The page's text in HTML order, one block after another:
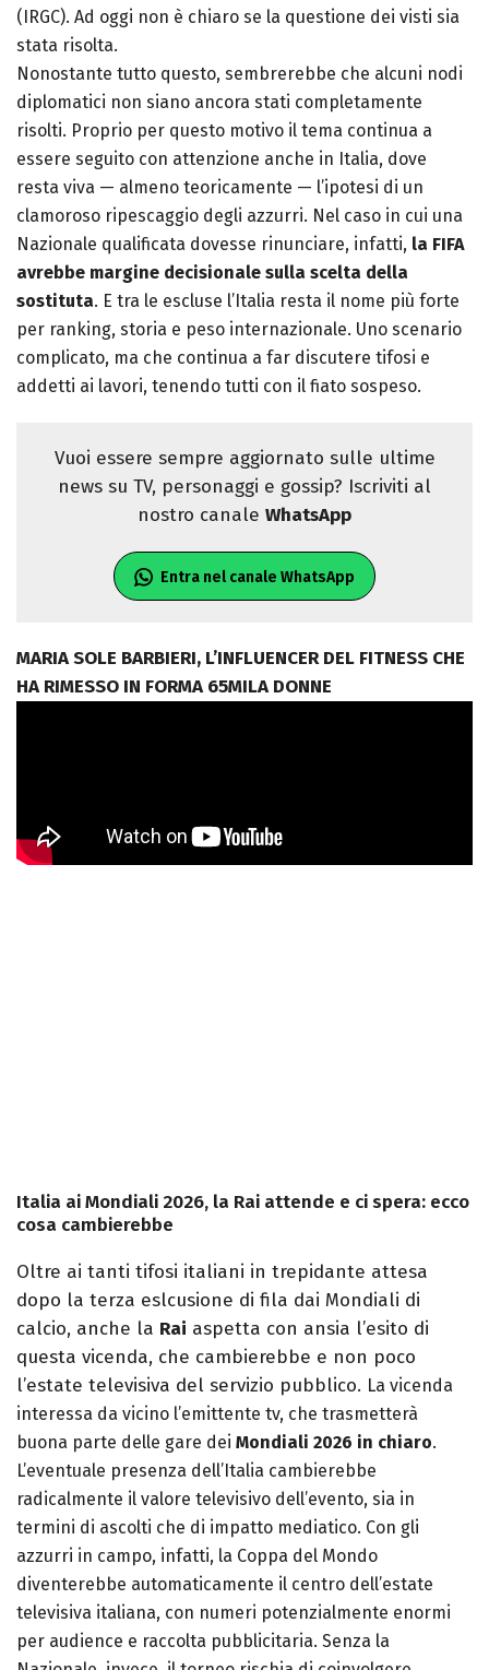
(IRGC). Ad oggi non è chiaro se la questione dei visti sia
stata risolta.
Nonostante tutto questo, sembrerebbe che alcuni nodi
diplomatici non siano ancora stati completamente
risolti. Proprio per questo motivo il tema continua a
essere seguito con attenzione anche in Italia, dove
resta viva — almeno teoricamente — l’ipotesi di un
clamoroso ripescaggio degli azzurri. Nel caso in cui una
Nazionale qualificata dovesse rinunciare, infatti, la FIFA
avrebbe margine decisionale sulla scelta della
sostituta. E tra le escluse l’Italia resta il nome più forte
per ranking, storia e peso internazionale. Uno scenario
complicato, ma che continua a far discutere tifosi e
addetti ai lavori, tenendo tutti con il fiato sospeso.
Vuoi essere sempre aggiornato sulle ultime
news su TV, personaggi e gossip? Iscriviti al
nostro canale WhatsApp
Entra nel canale WhatsApp
MARIA SOLE BARBIERI, L’INFLUENCER DEL FITNESS CHE
HA RIMESSO IN FORMA 65MILA DONNE
Italia ai Mondiali 2026, la Rai attende e ci spera: ecco
cosa cambierebbe
Oltre ai tanti tifosi italiani in trepidante attesa
dopo la terza eslcusione di fila dai Mondiali di
calcio, anche la Rai aspetta con ansia l’esito di
questa vicenda, che cambierebbe e non poco
l’estate televisiva del servizio pubblico. La vicenda
interessa da vicino l’emittente tv, che trasmetterà
buona parte delle gare dei Mondiali 2026 in chiaro.
L’eventuale presenza dell’Italia cambierebbe
radicalmente il valore televisivo dell’evento, sia in
termini di ascolti che di impatto mediatico. Con gli
azzurri in campo, infatti, la Coppa del Mondo
diventerebbe automaticamente il centro dell’estate
televisiva italiana, con numeri potenzialmente enormi
per audience e raccolta pubblicitaria. Senza la